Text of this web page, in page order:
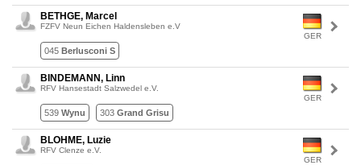
GER
BETHGE, Marcel
FZFV Neun Eichen Haldensleben e.V
045 Berlusconi S
GER
BINDEMANN, Linn
RFV Hansestadt Salzwedel e.V.
539 Wynu 303 Grand Grisu
GER
BLOHME, Luzie
RFV Clenze e.V.